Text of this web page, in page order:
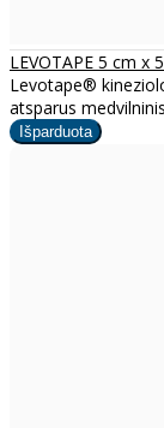
LEVOTAPE 5 cm x
Levotape®
atsparus